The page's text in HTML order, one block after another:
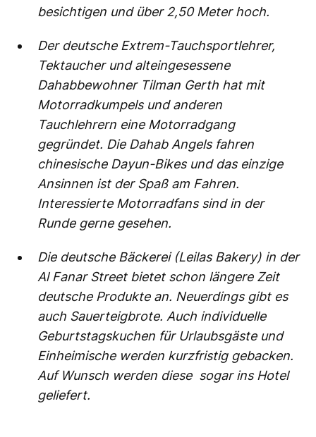
besichtigen und über 2,50 Meter hoch.
Der deutsche Extrem-Tauchsportlehrer,
Tektaucher und alteingesessene
Dahabbewohner Tilman Gerth hat mit
Motorradkumpels und anderen
Tauchlehrern eine Motorradgang
gegründet. Die Dahab Angels fahren
chinesische Dayun-Bikes und das einzige
Ansinnen ist der Spaß am Fahren.
Interessierte Motorradfans sind in der
Runde gerne gesehen.
Die deutsche Bäckerei (Leilas Bakery) in der
Al Fanar Street bietet schon längere Zeit
deutsche Produkte an. Neuerdings gibt es
auch Sauerteigbrote. Auch individuelle
Geburtstagskuchen für Urlaubsgäste und
Einheimische werden kurzfristig gebacken.
Auf Wunsch werden diese sogar ins Hotel
geliefert.